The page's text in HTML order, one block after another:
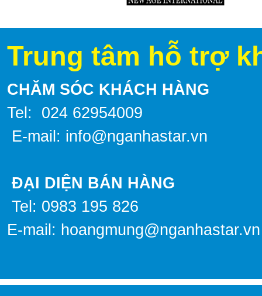
Trung tâm hỗ trợ
CHĂM SÓC KHÁCH HÀNG
Tel: 024 62954009
E-mail: info@nganhastar.vn
ĐẠI DIỆN BÁN HÀNG
Tel: 0983 195 826
E-mail: hoangmung@nganhastar.vn